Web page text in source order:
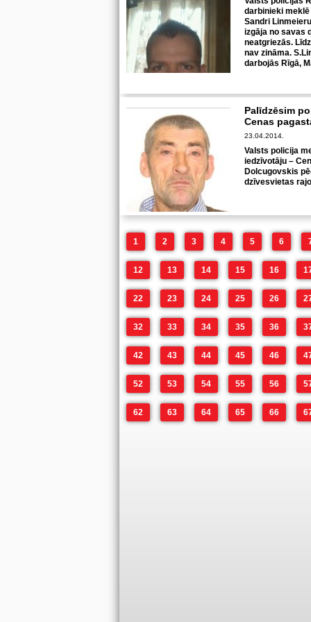
darbinieki
Sandri
izgāja no savas
neatgriezās.
nav zināma.
darbojās Rīgā,
Palīdzēsim
Cenas
23.04.2014.
Valsts policija
iedzīvotāju –
Dolcugovskis
dzīvesvietas
1 2 3 4 5 6
12 13 14 15 16
22 23 24 25 26
32 33 34 35 36
42 43 44 45 46
52 53 54 55 56
62 63 64 65 66